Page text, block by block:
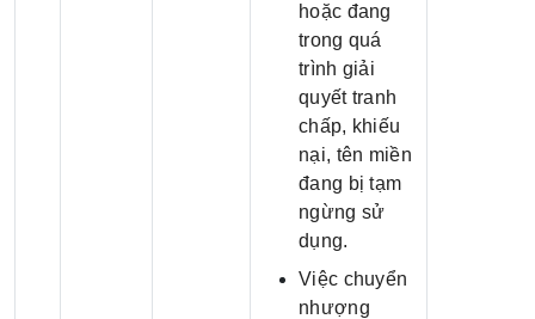
hoặc đang
trong quá
trình giải
quyết tranh
chấp, khiếu
nại, tên miền
đang bị tạm
ngừng sử
dụng.
Việc chuyển
nhượng